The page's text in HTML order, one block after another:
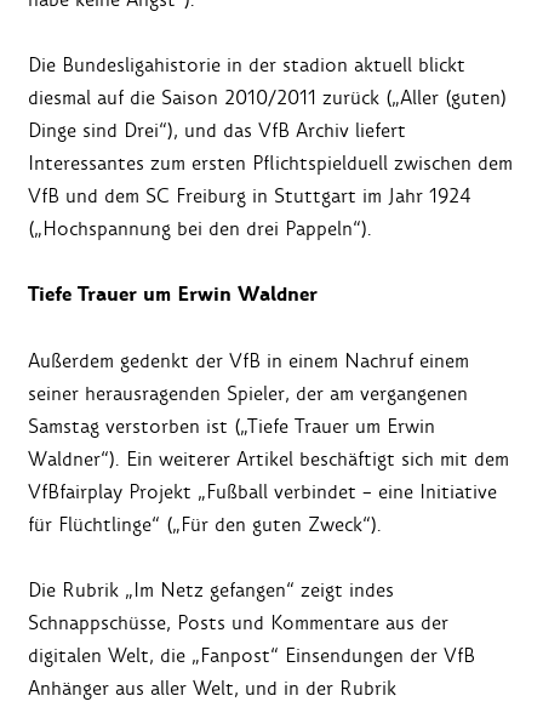
Die Bundesligahistorie in der stadion aktuell blickt
diesmal auf die Saison 2010/2011 zurück („Aller (guten)
Dinge sind Drei“), und das VfB Archiv liefert
Interessantes zum ersten Pflichtspielduell zwischen dem
VfB und dem SC Freiburg in Stuttgart im Jahr 1924
(„Hochspannung bei den drei Pappeln“).
Tiefe Trauer um Erwin Waldner
Außerdem gedenkt der VfB in einem Nachruf einem
seiner herausragenden Spieler, der am vergangenen
Samstag verstorben ist („Tiefe Trauer um Erwin
Waldner“). Ein weiterer Artikel beschäftigt sich mit dem
VfBfairplay Projekt „Fußball verbindet – eine Initiative
für Flüchtlinge“ („Für den guten Zweck“).
Die Rubrik „Im Netz gefangen“ zeigt indes
Schnappschüsse, Posts und Kommentare aus der
digitalen Welt, die „Fanpost“ Einsendungen der VfB
Anhänger aus aller Welt, und in der Rubrik